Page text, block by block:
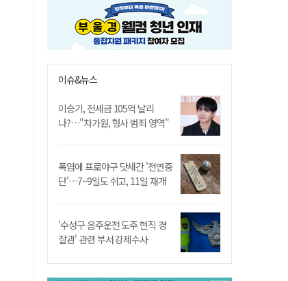
이슈&뉴스
이승기, 전세금 105억 날리
나?…"차가원, 형사 범죄 영역"
폭염에 프로야구 닷새간 '전면중
단'…7~9일도 쉬고, 11일 재개
'수성구 음주운전 도주 현직 경
찰관' 관련 부서 강제수사